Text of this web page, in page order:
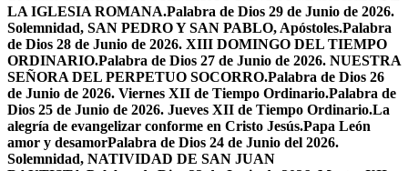
LA IGLESIA ROMANA.Palabra de Dios 29 de Junio de 2026.
Solemnidad, SAN PEDRO Y SAN PABLO, Apóstoles.Palabra
de Dios 28 de Junio de 2026. XIII DOMINGO DEL TIEMPO
ORDINARIO.Palabra de Dios 27 de Junio de 2026. NUESTRA
SEÑORA DEL PERPETUO SOCORRO.Palabra de Dios 26
de Junio de 2026. Viernes XII de Tiempo Ordinario.Palabra de
Dios 25 de Junio de 2026. Jueves XII de Tiempo Ordinario.La
alegría de evangelizar conforme en Cristo Jesús.Papa León
amor y desamorPalabra de Dios 24 de Junio del 2026.
Solemnidad, NATIVIDAD DE SAN JUAN